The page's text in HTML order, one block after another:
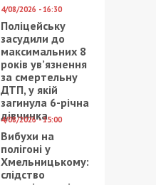
4/08/2026 - 16:30
Поліцейську
засудили до
максимальних 8
років ув’язнення
за смертельну
ДТП, у якій
загинула 6-річна
дівчинка
4/08/2026 - 15:00
Вибухи на
полігоні у
Хмельницькому:
слідство